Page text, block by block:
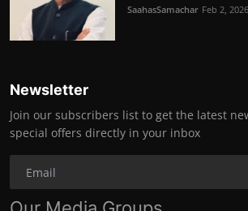
SaahasSamachar Feb 2, 2026
Newsletter
Join our subscribers list to get the latest
special offers directly in your inbox